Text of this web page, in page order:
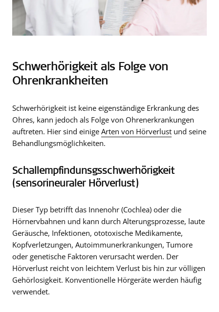
Schwerhörigkeit als Folge von
Ohrenkrankheiten
Schwerhörigkeit ist keine eigenständige Erkrankung des
Ohres, kann jedoch als Folge von Ohrenerkrankungen
auftreten. Hier sind einige Arten von Hörverlust und seine
Behandlungsmöglichkeiten.
Schallempfindunsgsschwerhörigkeit
(sensorineuraler Hörverlust)
Dieser Typ betrifft das Innenohr (Cochlea) oder die
Hörnervbahnen und kann durch Alterungsprozesse, laute
Geräusche, Infektionen, ototoxische Medikamente,
Kopfverletzungen, Autoimmunerkrankungen, Tumore
oder genetische Faktoren verursacht werden. Der
Hörverlust reicht von leichtem Verlust bis hin zur völligen
Gehörlosigkeit. Konventionelle Hörgeräte werden häufig
verwendet.